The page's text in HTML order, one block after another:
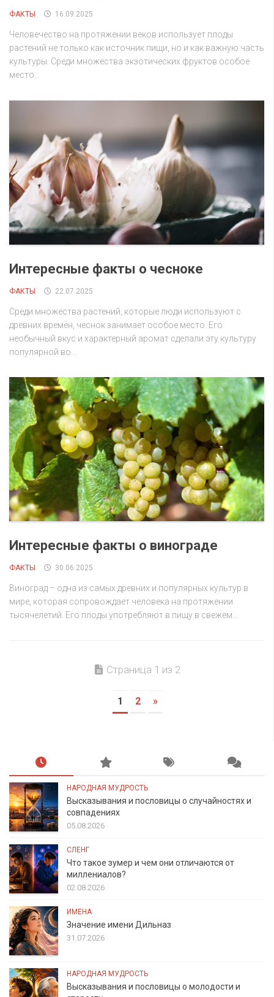
ФАКТЫ 16.09.2025
Человечество на протяжении веков использует плоды
растений не только как источник пищи, но и как важную часть
культуры. Среди множества экзотических фруктов особое
место...
Интересные факты о чесноке
ФАКТЫ 22.07.2025
Среди множества растений, которые люди используют с
древних времён, чеснок занимает особое место. Его
необычный вкус и характерный аромат сделали эту культуру
популярной во...
Интересные факты о винограде
ФАКТЫ 30.06.2025
Виноград – одна из самых древних и популярных культур в
мире, которая сопровождает человека на протяжении
тысячелетий. Его плоды употребляют в пищу в свежем...
Страница 1 из 2
1 2 »
НАРОДНАЯ МУДРОСТЬ
Высказывания и пословицы о случайностях и
совпадениях
05.08.2026
СЛЕНГ
Что такое зумер и чем они отличаются от
миллениалов?
02.08.2026
ИМЕНА
Значение имени Дильназ
31.07.2026
НАРОДНАЯ МУДРОСТЬ
Высказывания и пословицы о молодости и